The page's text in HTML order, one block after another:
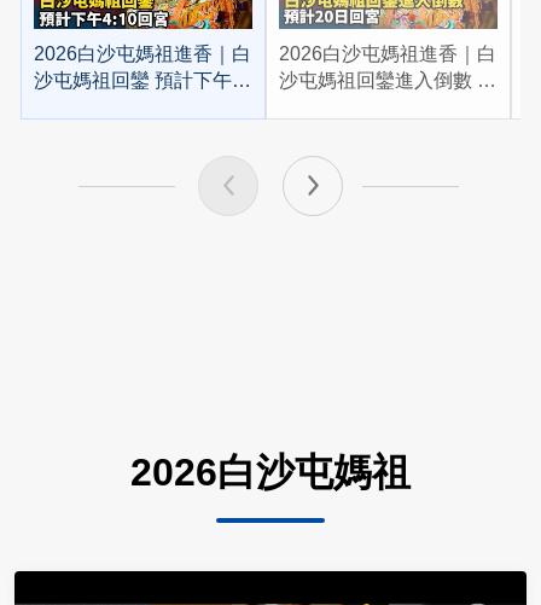
2026白沙屯媽祖進香｜白
沙屯媽祖回鑾 預計下午
2026白沙屯媽祖進香｜白
沙屯媽祖回鑾進入倒數 預
2026白沙屯媽祖